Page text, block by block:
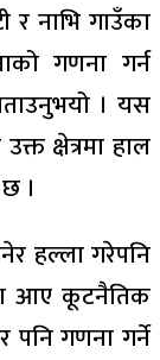
र नाभि गाउँका
गणना गर्न
। यस
क्षेत्रमा हाल
।
हल्ला गरेपनि
आए कूटनैतिक
गणना गर्ने